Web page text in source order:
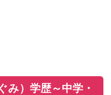
み）学歴～中学・